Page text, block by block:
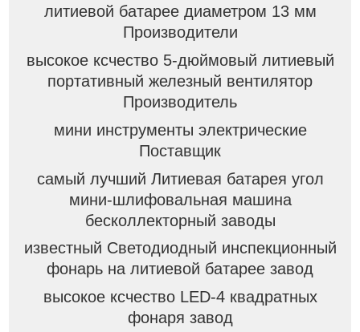
литиевой батарее диаметром 13 мм
Производители
высокое ксчество 5-дюймовый литиевый
портативный железный вентилятор
Производитель
мини инструменты электрические
Поставщик
самый лучший Литиевая батарея угол
мини-шлифовальная машина
бесколлекторный заводы
известный Светодиодный инспекционный
фонарь на литиевой батарее завод
высокое ксчество LED-4 квадратных
фонаря завод